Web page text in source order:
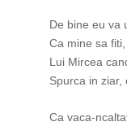
De bine eu va
Ca mine sa
Lui Mircea
Spurca in ziar,
Ca vaca-